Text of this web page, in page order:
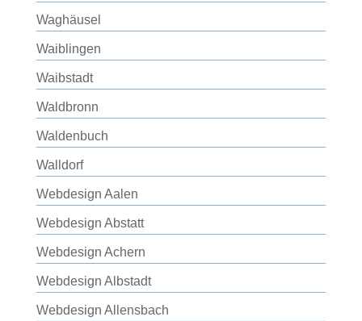
Waghäusel
Waiblingen
Waibstadt
Waldbronn
Waldenbuch
Walldorf
Webdesign Aalen
Webdesign Abstatt
Webdesign Achern
Webdesign Albstadt
Webdesign Allensbach